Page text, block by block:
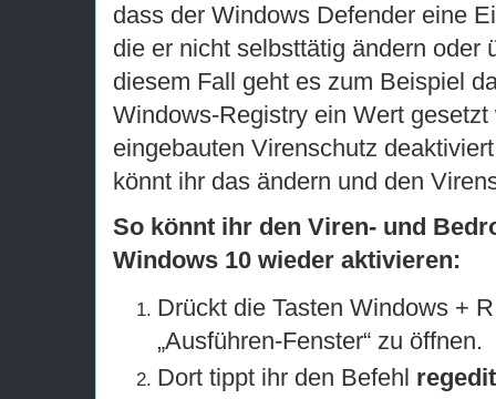
dass der Windows Defender eine
die er nicht selbsttätig ändern oder
diesem Fall geht es zum Beispiel
Windows-Registry ein Wert gesetzt
eingebauten Virenschutz
könnt ihr das ändern und den
So könnt ihr den Viren- und
Windows 10 wieder aktivieren:
Drückt die Tasten Windows +
„Ausführen-Fenster“ zu öffnen.
Dort tippt ihr den Befehl regedit